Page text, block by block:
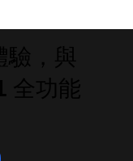
驗，與
全功能